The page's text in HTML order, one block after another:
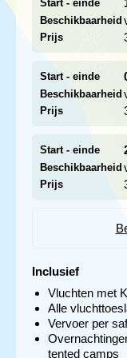
Marakele, dat
van een aantal
bijzondere
antilopensoorten
grootste in Zuid-
2003 heropend
die hier zeer
We verlaten de
Mapungubwe
Start - einde
Beschikbaarheid
Prijs
Start - einde
Beschikbaarheid
Prijs
Start - einde
Beschikbaarheid
Prijs
Inclusief
Vluchten met
Alle
Vervoer per
tented camps